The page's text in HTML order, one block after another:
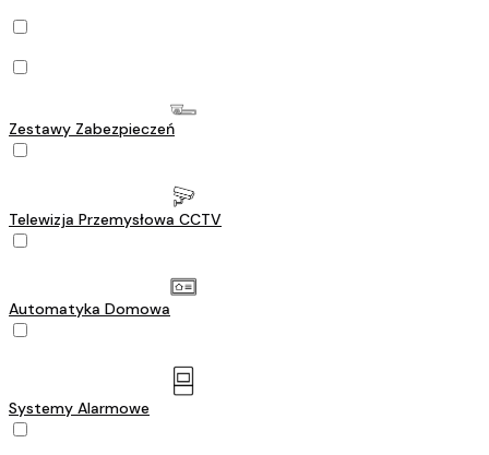
Zestawy Zabezpieczeń
Telewizja Przemysłowa CCTV
Automatyka Domowa
Systemy Alarmowe